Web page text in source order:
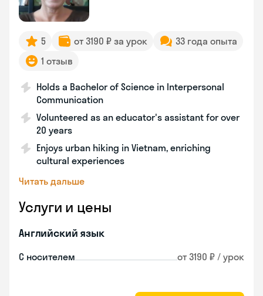
5 от 3190 ₽ за урок
33 года опыта
1 отзыв
Holds a Bachelor of Science in Interpersonal
Communication
Volunteered as an educator's assistant for over
20 years
Enjoys urban hiking in Vietnam, enriching
cultural experiences
Читать дальше
Услуги и цены
Английский язык
С носителем от 3190 ₽ / урок